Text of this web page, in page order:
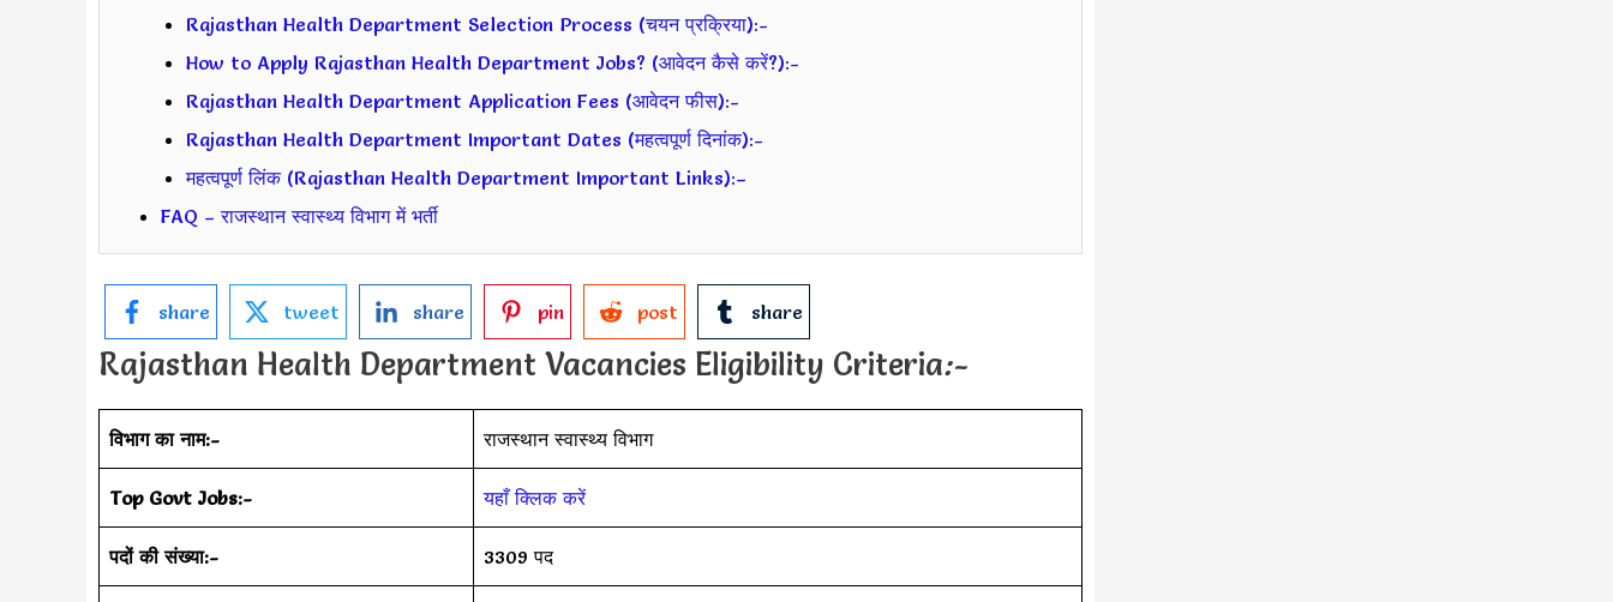
Rajasthan Health Department Selection Process (चयन प्रक्रिया):-
How to Apply Rajasthan Health Department Jobs? (आवेदन कैसे करें?):-
Rajasthan Health Department Application Fees (आवेदन फीस):-
Rajasthan Health Department Important Dates (महत्वपूर्ण दिनांक):-
महत्वपूर्ण लिंक (Rajasthan Health Department Important Links):–
FAQ – राजस्थान स्वास्थ्य विभाग में भर्ती
share tweet share pin post share
Rajasthan Health Department Vacancies Eligibility Criteria:-
विभाग का नाम:- राजस्थान स्वास्थ्य विभाग
Top Govt Jobs:- यहाँ क्लिक करें
पदों की संख्या:- 3309 पद